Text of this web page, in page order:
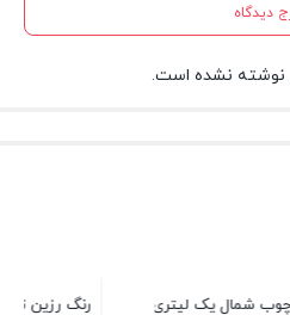
دیدگاه
نوشته نشده است.
رنگ رزین ترنسپرنت ( رنگ جوهری